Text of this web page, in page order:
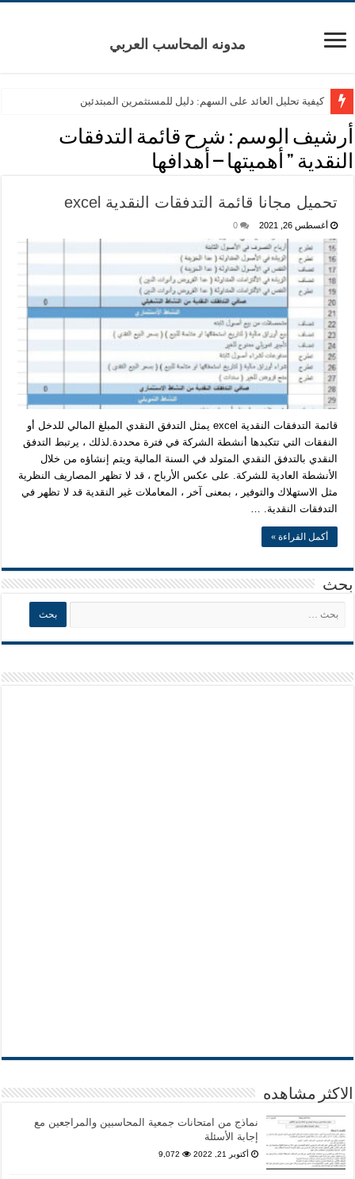
مدونه المحاسب العربي
كيفية تحليل العائد على السهم: دليل للمستثمرين المبتدئين
أرشيف الوسم : شرح قائمة التدفقات
النقدية ” أهميتها – أهدافها
تحميل مجانا قائمة التدفقات النقدية excel
أغسطس 26, 2021 0
قائمة التدفقات النقدية excel يمثل التدفق النقدي المبلغ المالي للدخل أو
النفقات التي تتكبدها أنشطة الشركة في فترة محددة.لذلك ، يرتبط التدفق
النقدي بالتدفق النقدي المتولد في السنة المالية ويتم إنشاؤه من خلال
الأنشطة العادية للشركة. على عكس الأرباح ، قد لا تظهر المصاريف النظرية
مثل الاستهلاك والتوفير ، بمعنى آخر ، المعاملات غير النقدية قد لا تظهر في
التدفقات النقدية. …
أكمل القراءة »
بحث
الاكثر مشاهده
نماذج من امتحانات جمعية المحاسبين والمراجعين مع
إجابة الأسئلة
أكتوبر 21, 2022 9,072